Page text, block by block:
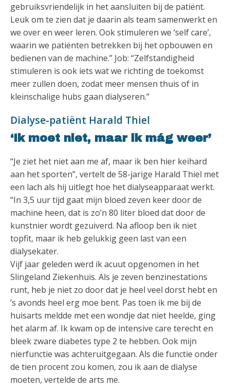
gebruiksvriendelijk in het aansluiten bij de patiënt.
Leuk om te zien dat je daarin als team samenwerkt en
we over en weer leren. Ook stimuleren we ‘self care’,
waarin we patiënten betrekken bij het opbouwen en
bedienen van de machine.” Job: “Zelfstandigheid
stimuleren is ook iets wat we richting de toekomst
meer zullen doen, zodat meer mensen thuis of in
kleinschalige hubs gaan dialyseren.”
Dialyse-patiënt Harald Thiel
‘Ik moet niet, maar ik mág weer’
“Je ziet het niet aan me af, maar ik ben hier keihard
aan het sporten”, vertelt de 58-jarige Harald Thiel met
een lach als hij uitlegt hoe het dialyseapparaat werkt.
“In 3,5 uur tijd gaat mijn bloed zeven keer door de
machine heen, dat is zo’n 80 liter bloed dat door de
kunstnier wordt gezuiverd. Na afloop ben ik niet
topfit, maar ik heb gelukkig geen last van een
dialysekater.
Vijf jaar geleden werd ik acuut opgenomen in het
Slingeland Ziekenhuis. Als je zeven benzinestations
runt, heb je niet zo door dat je heel veel dorst hebt en
’s avonds heel erg moe bent. Pas toen ik me bij de
huisarts meldde met een wondje dat niet heelde, ging
het alarm af. Ik kwam op de intensive care terecht en
bleek zware diabetes type 2 te hebben. Ook mijn
nierfunctie was achteruitgegaan. Als die functie onder
de tien procent zou komen, zou ik aan de dialyse
moeten, vertelde de arts me.